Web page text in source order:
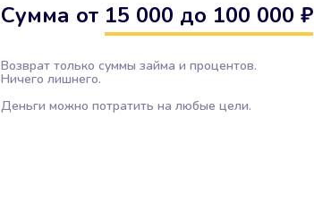
Сумма от 15 000 до 100 000 ₽
Возврат только суммы займа и процентов.
Ничего лишнего.
Деньги можно потратить на любые цели.